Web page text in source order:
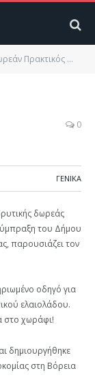
Πρακτικός Οδηγός Ελαιοκομίας
0
ΓΕΝΙΚΑ
δωρεάς
του Δήμου
παρουσιάζει τον
οδηγό για
ελαιολάδου.
στο χωράφι!
δημιουργήθηκε
στη Βόρεια